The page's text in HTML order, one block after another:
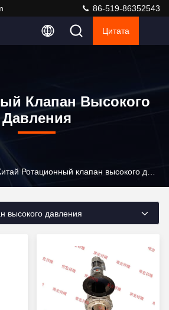
86-519-86352543
Цитата
Клапан Высокого
Давления
высокого давления